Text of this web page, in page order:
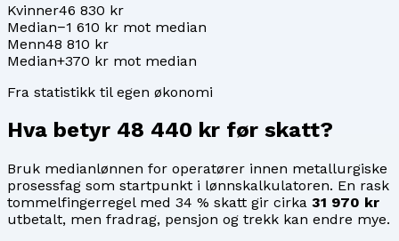
Kvinner46 830 kr
Median−1 610 kr mot median
Menn48 810 kr
Median+370 kr mot median
Fra statistikk til egen økonomi
Hva betyr 48 440 kr før skatt?
Bruk medianlønnen for operatører innen metallurgiske
prosessfag som startpunkt i lønnskalkulatoren. En rask
tommelfingerregel med 34 % skatt gir cirka 31 970 kr
utbetalt, men fradrag, pensjon og trekk kan endre mye.